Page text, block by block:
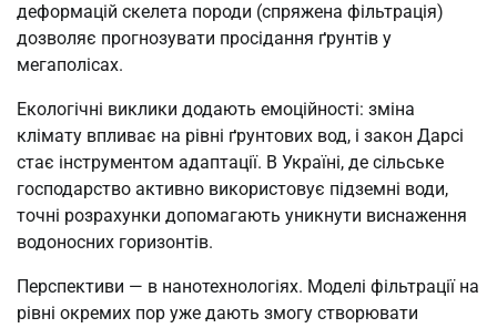
деформацій скелета породи (спряжена фільтрація)
дозволяє прогнозувати просідання ґрунтів у
мегаполісах.
Екологічні виклики додають емоційності: зміна
клімату впливає на рівні ґрунтових вод, і закон Дарсі
стає інструментом адаптації. В Україні, де сільське
господарство активно використовує підземні води,
точні розрахунки допомагають уникнути виснаження
водоносних горизонтів.
Перспективи — в нанотехнологіях. Моделі фільтрації на
рівні окремих пор уже дають змогу створювати